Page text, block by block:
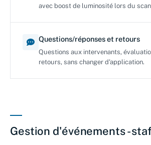
avec boost de luminosité lors du
Questions/réponses et retours
Questions aux intervenants,
retours, sans changer d'application.
Gestion d'événements -